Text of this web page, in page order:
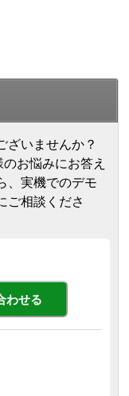
ざいませんか？
お悩みにお答え
、実機でのデモ
ご相談くださ
わせる